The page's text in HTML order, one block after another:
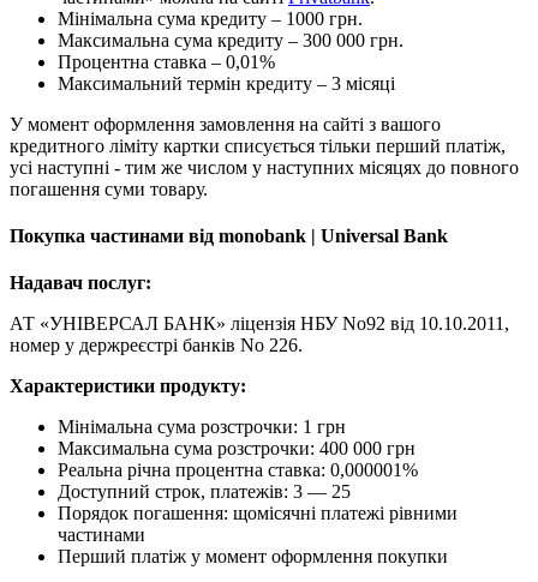
Мінімальна сума кредиту – 1000 грн.
Максимальна сума кредиту – 300 000 грн.
Процентна ставка – 0,01%
Максимальний термін кредиту – 3 місяці
У момент оформлення замовлення на сайті з вашого
кредитного ліміту картки списується тільки перший платіж,
усі наступні - тим же числом у наступних місяцях до повного
погашення суми товару.
Покупка частинами від monobank | Universal Bank
Надавач послуг:
АТ «УНІВЕРСАЛ БАНК» ліцензія НБУ No92 від 10.10.2011,
номер у держреєстрі банків No 226.
Характеристики продукту:
Мінімальна сума розстрочки: 1 грн
Максимальна сума розстрочки: 400 000 грн
Реальна річна процентна ставка: 0,000001%
Доступний строк, платежів: 3 — 25
Порядок погашення: щомісячні платежі рівними
частинами
Перший платіж у момент оформлення покупки